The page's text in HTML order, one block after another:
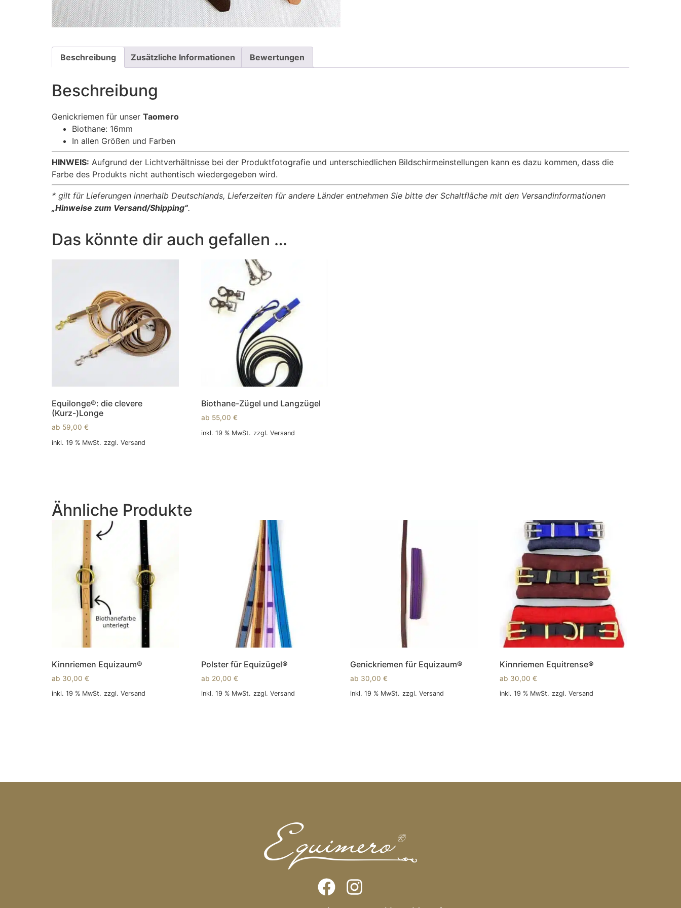
Beschreibung Zusätzliche Informationen Bewertungen
Beschreibung
Genickriemen für unser Taomero
Biothane: 16mm
In allen Größen und Farben
HINWEIS: Aufgrund der Lichtverhältnisse bei der Produktfotografie und unterschiedlichen Bildschirmeinstellungen kann es dazu kommen, dass die
Farbe des Produkts nicht authentisch wiedergegeben wird.
* gilt für Lieferungen innerhalb Deutschlands, Lieferzeiten für andere Länder entnehmen Sie bitte der Schaltfläche mit den Versandinformationen
„Hinweise zum Versand/Shipping“.
Das könnte dir auch gefallen …
Equilonge®: die clevere
(Kurz-)Longe
ab 59,00 €
inkl. 19 % MwSt. zzgl. Versand
Biothane-Zügel und Langzügel
ab 55,00 €
inkl. 19 % MwSt. zzgl. Versand
Ähnliche Produkte
Kinnriemen Equizaum®
ab 30,00 €
inkl. 19 % MwSt. zzgl. Versand
Polster für Equizügel®
ab 20,00 €
inkl. 19 % MwSt. zzgl. Versand
Genickriemen für Equizaum®
ab 30,00€
inkl. 19 % MwSt. zzgl.Versand
Kinnriemen Equitrense®
ab 30,00€
inkl. 19 % MwSt. zzgl.Versand